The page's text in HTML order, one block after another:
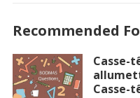
Recommended
Casse-
Casse-